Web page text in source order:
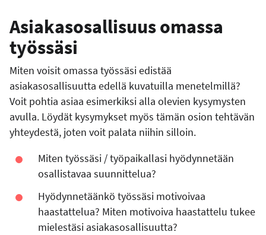
Asiakasosallisuus omassa
työssäsi
Miten voisit omassa työssäsi edistää
asiakasosallisuutta edellä kuvatuilla menetelmillä?
Voit pohtia asiaa esimerkiksi alla olevien kysymysten
avulla. Löydät kysymykset myös tämän osion tehtävän
yhteydestä, joten voit palata niihin silloin.
Miten työssäsi / työpaikallasi hyödynnetään
osallistavaa suunnittelua?
Hyödynnetäänkö työssäsi motivoivaa
haastattelua? Miten motivoiva haastattelu tukee
mielestäsi asiakasosallisuutta?